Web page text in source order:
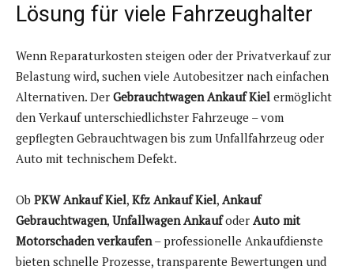
Lösung für viele Fahrzeughalter
Wenn Reparaturkosten steigen oder der Privatverkauf zur
Belastung wird, suchen viele Autobesitzer nach einfachen
Alternativen. Der Gebrauchtwagen Ankauf Kiel ermöglicht
den Verkauf unterschiedlichster Fahrzeuge – vom
gepflegten Gebrauchtwagen bis zum Unfallfahrzeug oder
Auto mit technischem Defekt.
Ob PKW Ankauf Kiel, Kfz Ankauf Kiel, Ankauf
Gebrauchtwagen, Unfallwagen Ankaufoder Auto mit
Motorschaden verkaufen – professionelle Ankaufdienste
bieten schnelle Prozesse, transparente Bewertungen und